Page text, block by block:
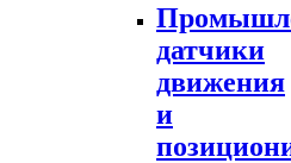
датчики
движения
и